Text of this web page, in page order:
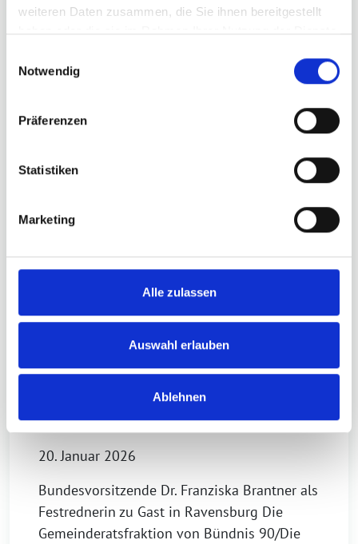
weiteren Daten zusammen, die Sie ihnen bereitgestellt
haben oder die sie im Rahmen Ihrer Nutzung der Dienste
Notwendig
Präferenzen
Statistiken
Marketing
Alle zulassen
Auswahl erlauben
Ablehnen
Einladung zum Neujahrsempfang der
Grünen-Gemeinderatsfraktion
20. Januar 2026
Bundesvorsitzende Dr. Franziska Brantner als
Festrednerin zu Gast in Ravensburg Die
Gemeinderatsfraktion von Bündnis 90/Die